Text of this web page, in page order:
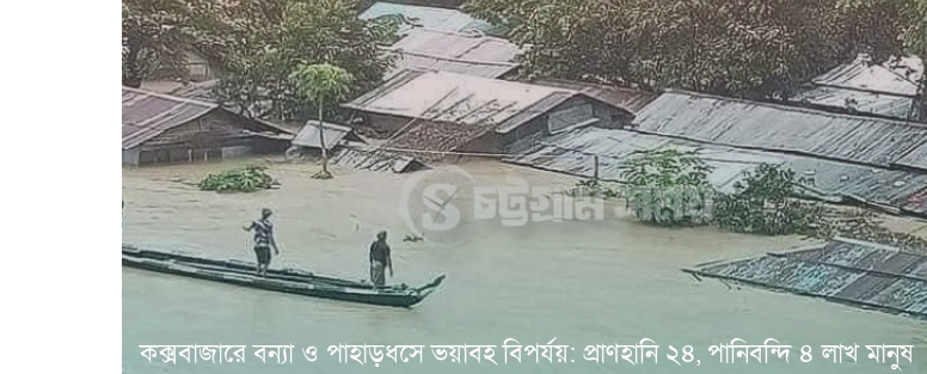
কক্সবাজারে বন্যা ও পাহাড়ধসে ভয়াবহ বিপর্যয়: প্রাণহানি ২৪, পানিবন্দি ৪ লাখ মানুষ